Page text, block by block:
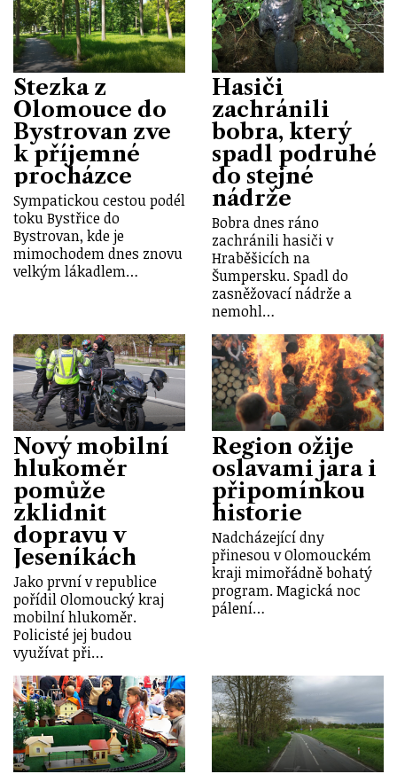
Stezka z
Olomouce do
Bystrovan zve
k příjemné
procházce
Sympatickou cestou podél
toku Bystřice do
Bystrovan, kde je
mimochodem dnes znovu
velkým lákadlem…
Hasiči
zachránili
bobra, který
spadl podruhé
do stejné
nádrže
Bobra dnes ráno
zachránili hasiči v
Hraběšicích na
Šumpersku. Spadl do
zasněžovací nádrže a
nemohl…
Nový mobilní
hlukoměr
pomůže
zklidnit
dopravu v
Jeseníkách
Jako první v republice
pořídil Olomoucký kraj
mobilní hlukoměr.
Policisté jej budou
využívat při…
Region ožije
oslavami jara i
připomínkou
historie
Nadcházející dny
přinesou v Olomouckém
kraji mimořádně bohatý
program. Magická noc
pálení…